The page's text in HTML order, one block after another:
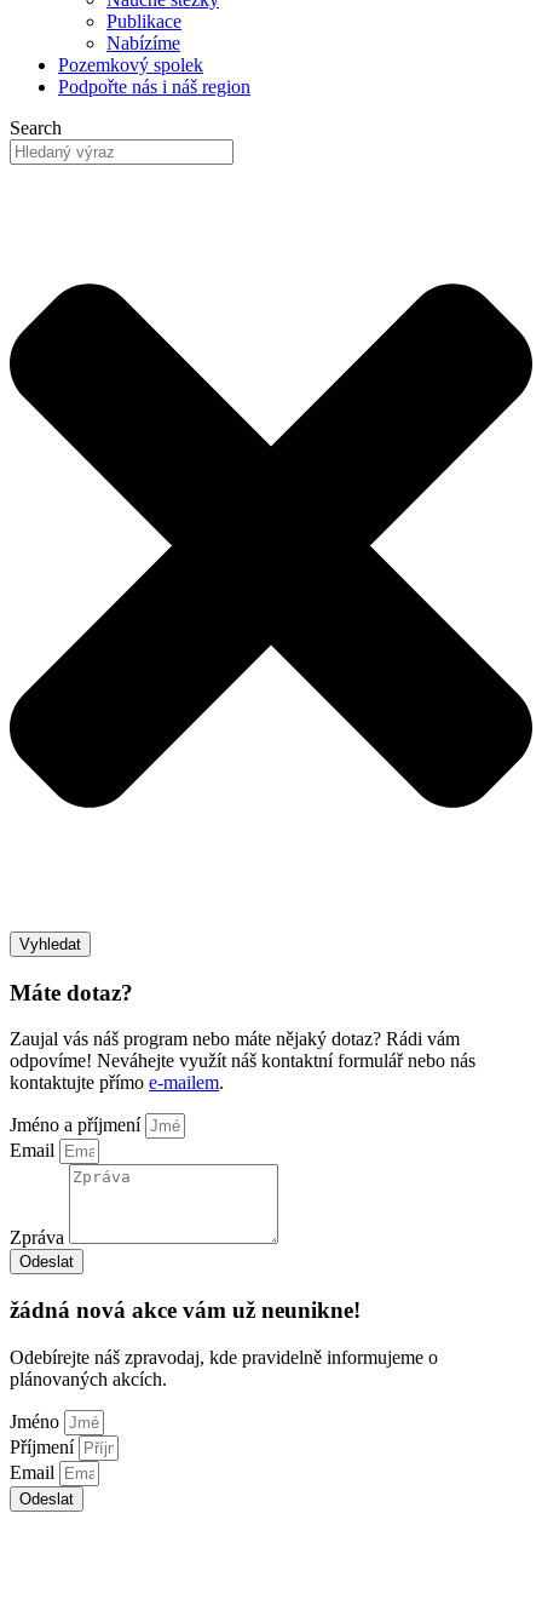
Publikace
Nabízíme
Pozemkový spolek
Podpořte nás i náš region
Search
Vyhledat
Máte dotaz?
Zaujal vás náš program nebo máte nějaký dotaz? Rádi vám
odpovíme! Neváhejte využít náš kontaktní formulář nebo nás
kontaktujte přímo e-mailem.
Jméno a příjmení
Email
Zpráva
Odeslat
žádná nová akce vám už neunikne!
Odebírejte náš zpravodaj, kde pravidelně informujeme o
plánovaných akcích.
Jméno
Příjmení
Email
Odeslat